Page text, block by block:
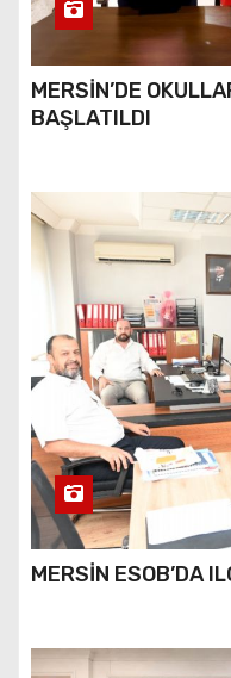
MERSİN’DE
BAŞLATILDI
MERSİN ESOB’DA